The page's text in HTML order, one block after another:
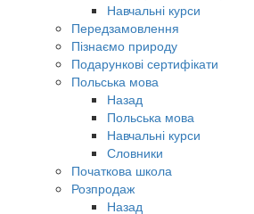
Навчальні курси
Передзамовлення
Пізнаємо природу
Подарункові сертифікати
Польська мова
Назад
Польська мова
Навчальні курси
Словники
Початкова школа
Розпродаж
Назад